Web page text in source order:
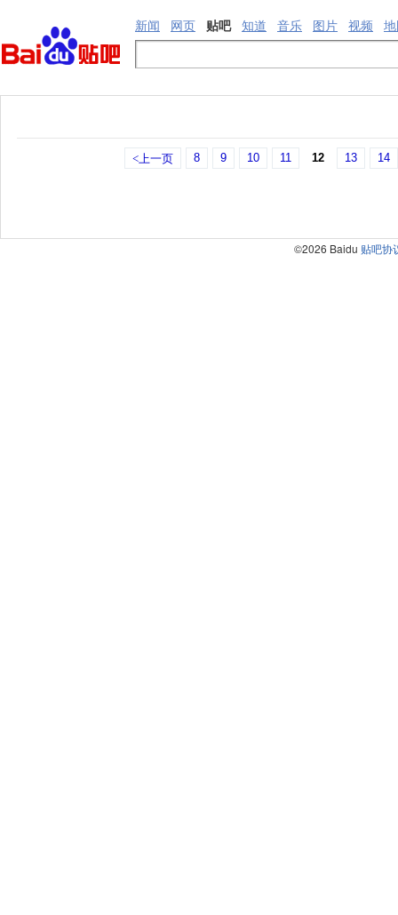
新闻 网页 贴吧 知道 音乐 图片 视频
<上一页 8 9 10 11 12 13 14
©2026 Baidu 贴吧协